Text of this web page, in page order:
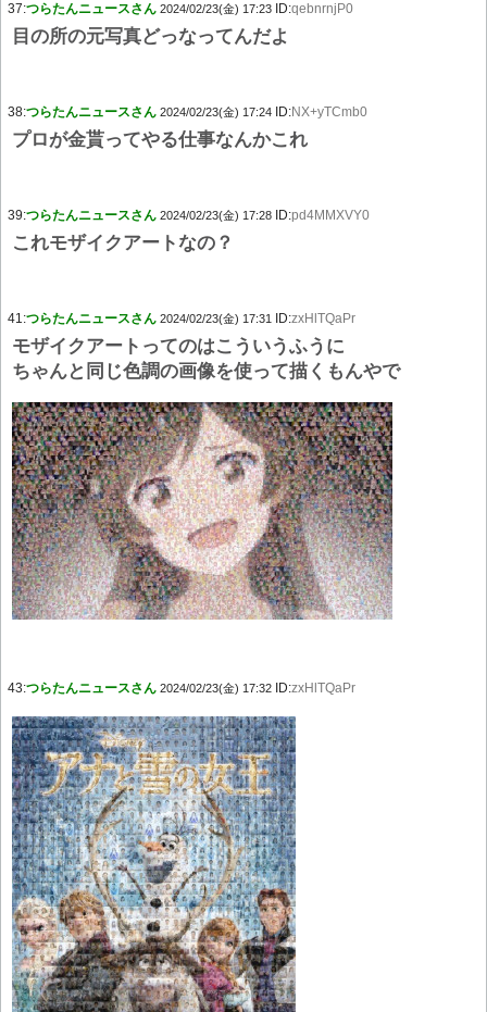
37:つらたんニュースさん 2024/02/23(金) 17:23 ID:qebnrnjP0
目の所の元写真どっなってんだよ
38:つらたんニュースさん 2024/02/23(金) 17:24 ID:NX+yTCmb0
プロが金貰ってやる仕事なんかこれ
39:つらたんニュースさん 2024/02/23(金) 17:28 ID:pd4MMXVY0
これモザイクアートなの？
41:つらたんニュースさん 2024/02/23(金) 17:31 ID:zxHlTQaPr
モザイクアートってのはこういうふうに
ちゃんと同じ色調の画像を使って描くもんやで
43:つらたんニュースさん 2024/02/23(金) 17:32 ID:zxHlTQaPr